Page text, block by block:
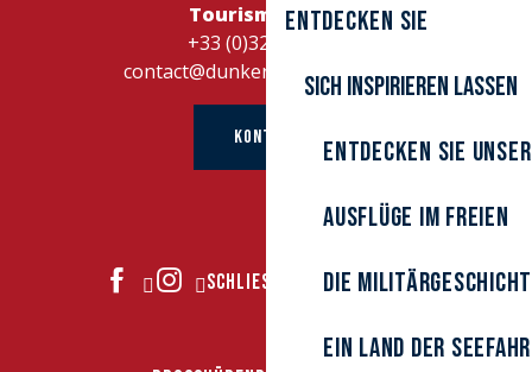
Entdecken Sie
Sich inspirieren lassen
Entdecken Sie
Ausflüge im Freien
Die
Ein Land der
Tourismusbüro
+33 (0)328262728
contact@dunkerque-tourisme.fr
KONTAKT
SCHLIESSEN SIE SICH UNS AN